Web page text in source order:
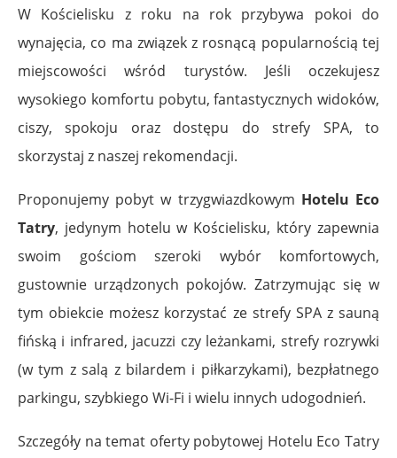
W Kościelisku z roku na rok przybywa pokoi do
wynajęcia, co ma związek z rosnącą popularnością tej
miejscowości wśród turystów. Jeśli oczekujesz
wysokiego komfortu pobytu, fantastycznych widoków,
ciszy, spokoju oraz dostępu do strefy SPA, to
skorzystaj z naszej rekomendacji.
Proponujemy pobyt w trzygwiazdkowym Hotelu Eco
Tatry, jedynym hotelu w Kościelisku, który zapewnia
swoim gościom szeroki wybór komfortowych,
gustownie urządzonych pokojów. Zatrzymując się w
tym obiekcie możesz korzystać ze strefy SPA z sauną
fińską i infrared, jacuzzi czy leżankami, strefy rozrywki
(w tym z salą z bilardem i piłkarzykami), bezpłatnego
parkingu, szybkiego Wi-Fi i wielu innych udogodnień.
Szczegóły na temat oferty pobytowej Hotelu Eco Tatry